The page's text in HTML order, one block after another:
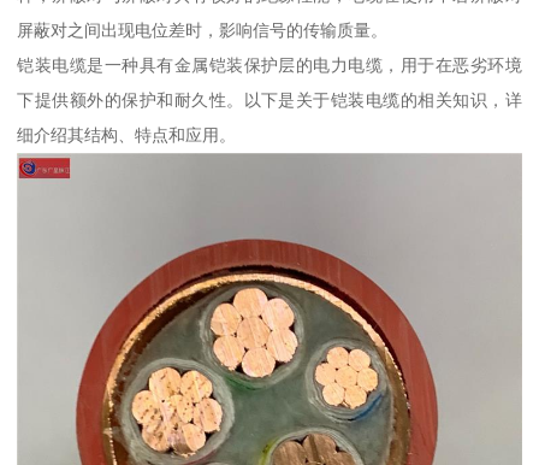
屏蔽对之间出现电位差时，影响信号的传输质量。
铠装电缆是一种具有金属铠装保护层的电力电缆，用于在恶劣环境
下提供额外的保护和耐久性。以下是关于铠装电缆的相关知识，详
细介绍其结构、特点和应用。